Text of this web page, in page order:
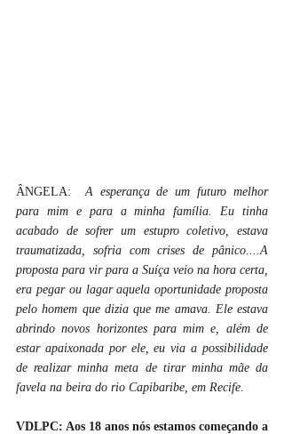
ÂNGELA: A esperança de um futuro melhor
para mim e para a minha família. Eu tinha
acabado de sofrer um estupro coletivo, estava
traumatizada, sofria com crises de pânico....A
proposta para vir para a Suíça veio na hora certa,
era pegar ou lagar aquela oportunidade proposta
pelo homem que dizia que me amava. Ele estava
abrindo novos horizontes para mim e, além de
estar apaixonada por ele, eu via a possibilidade
de realizar minha meta de tirar minha mãe da
favela na beira do rio Capibaribe, em Recife.
VDLPC: Aos 18 anos nós estamos começando a